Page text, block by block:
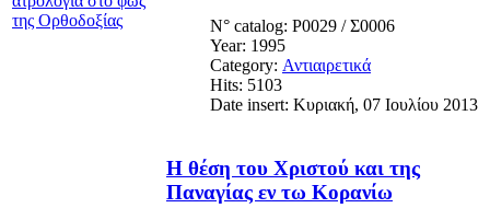
N° catalog: Ρ0029 / Σ0006
Year: 1995
Category: Αντιαιρετικά
Hits: 5103
Date insert: Κυριακή, 07 Ιουλίου 2013
Η θέση του Χριστού και της
Παναγίας εν τω Κορανίω